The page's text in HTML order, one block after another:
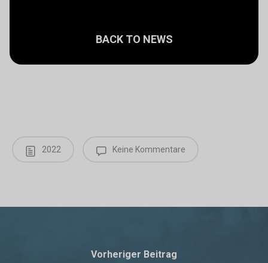
BACK TO NEWS
2022 Keine Kommentare
Vorheriger Beitrag